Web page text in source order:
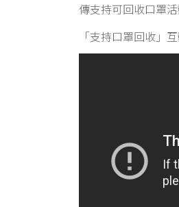
傳支持可回收口罩
「支持口罩回收」